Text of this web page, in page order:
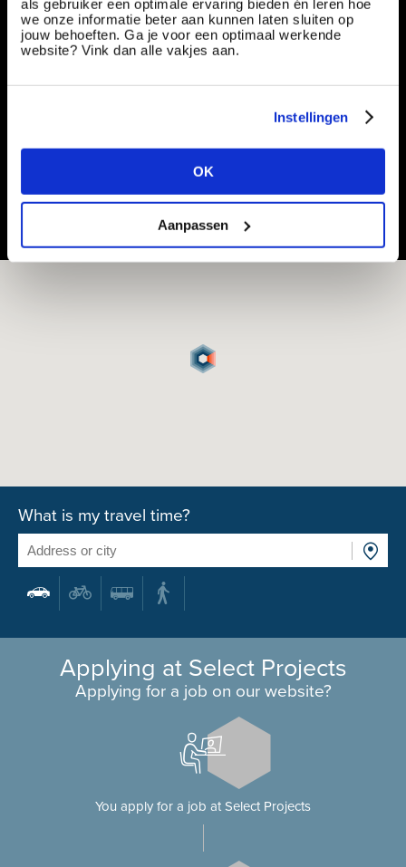
als gebruiker een optimale ervaring bieden én leren hoe
we onze informatie beter aan kunnen laten sluiten op
jouw behoeften. Ga je voor een optimaal werkende
website? Vink dan alle vakjes aan.
Instellingen
OK
Aanpassen
Werkvoorbereider kabels & leidingen |
Structuur & Aansturing op projecten | €3.000 -
Share or save this vacancy
What is my travel time?
Applying at Select Projects
Applying for a job on our website?
You apply for a job at Select Projects